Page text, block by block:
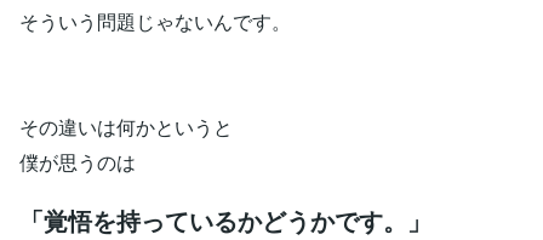
そういう問題じゃないんです。
その違いは何かというと
僕が思うのは
「覚悟を持っているかどうかです。」